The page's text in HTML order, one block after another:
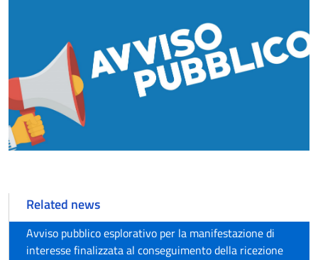
Related news
Avviso pubblico esplorativo per la manifestazione di
interesse finalizzata al conseguimento della ricezione